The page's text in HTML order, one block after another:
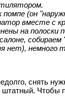
(он
вместе с
на
нет), немного
снять